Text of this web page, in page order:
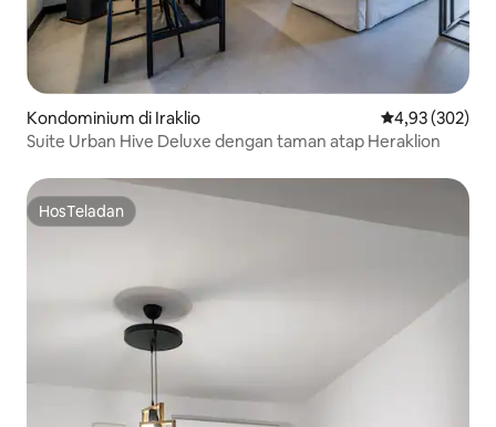
Kondominium di Iraklio Nilai rata-rata
4,93 (302)
Suite Urban Hive Deluxe dengan taman atap Heraklion
HosTeladan
HosTeladan